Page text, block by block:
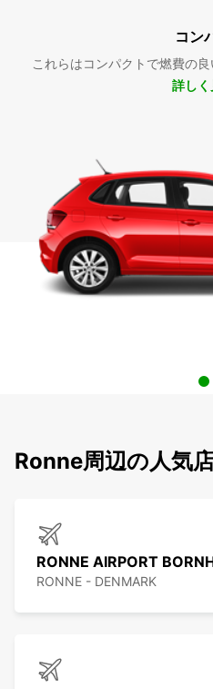
コン
これらはコンパクトで燃費の
詳しく
Ronne周辺の人気
RONNE AIRPORT
RONNE - DENMARK